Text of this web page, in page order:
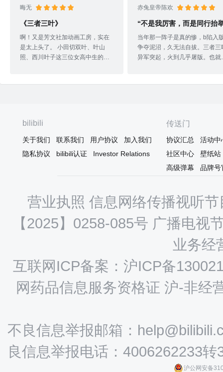
晦无
《三者三叶》
啊！又是芳文社加动画工房，实在
是太上头了。 小田切双叶、叶山
照、西川叶子这三位女高中生的姓
为了放松身心。 而且能看到叶子小
姐的成长、有趣搞怪忠诚的前仆人
些就挺有意义的。 发现大家都很喜
赤兔皇帝陈欢
“不是我厉害，而是同行抬
当年那一阵子是真的惨，b陷入
争夺泥沼，久无法自拔。三者三
异军突起，火到几乎屠版。也就
番剧的是否火热，从来不认为这
番剧本身可以有多少的调整性，
个水准。至于是在上游，还是在
火的区间摆动，取决于同期的其
讲述天文社地理社的，等
bilibili
关于我们 联系我们 用户协议
加入我们
隐私协议
bilibili认证 Investor Relations
传送门
协议汇总
活动中
社区中心
壁纸站
高级弹幕
品牌号
营业执照 信息网络传播视听
【2025】0258-085号 广播电视
业务经
互联网ICP备案：沪ICP备
网药品信息服务资格证 沪-非经
不良信息举报邮箱：
良信息举报电话：4006262233转
沪公网安备